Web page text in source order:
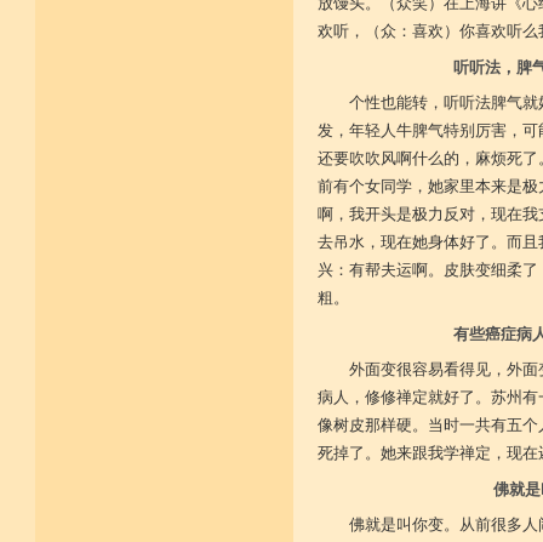
欢听，（众：喜欢）你喜欢听
听听法，脾
个性也能转，听听法脾气
发，年轻人牛脾气特别厉害，
还要吹吹风啊什么的，麻烦死
前有个女同学，她家里本来是
啊，我开头是极力反对，现在
去吊水，现在她身体好了。而
兴：有帮夫运啊。皮肤变细柔
粗。
有些癌症病
外面变很容易看得见，外
病人，修修禅定就好了。苏州
像树皮那样硬。当时一共有五
死掉了。她来跟我学禅定，现
佛就
佛就是叫你变。从前很多